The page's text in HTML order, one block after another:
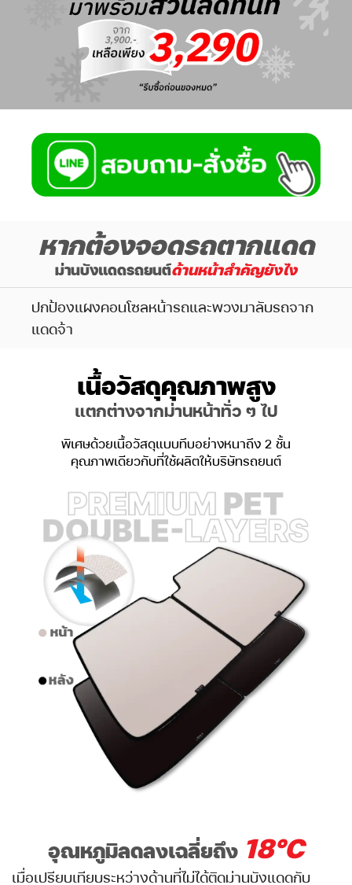
หากต้องจอดรถตากแดด
ม่านบังแดดรถยนต์ด้านหน้าสำคัญยังไง
ปกป้องแผงคอนโซลหน้ารถและพวงมาลับรถจาก
แดดจ้า
เนื้อวัสดุคุณภาพสูง
แตกต่างจากม่านหน้าทั่ว ๆ ไป
พิเศษด้วยเนื้อวัสดุแบบทึบอย่างหนาถึง 2 ชั้น
คุณภาพเดียวกับที่ใช้ผลิตให้บริษัทรถยนต์
อุณหภูมิลดลงเฉลี่ยถึง 18°C
เมื่อเปรียบเทียบระหว่างด้านที่ไม่ได้ติดม่านบังแดดกับ